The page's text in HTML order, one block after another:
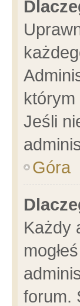
Jeśli
Góra
Każdy
forum.